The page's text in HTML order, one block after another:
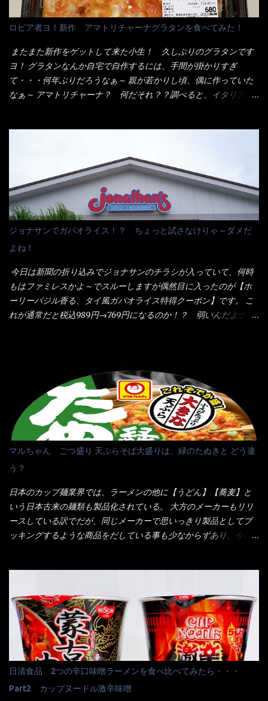
ん！！ 酸っぱくしたら、酸辣湯麺？なんてね。 よし今日のサラ
メシは、宮崎辛麺にしよう！ それではまず袋を開けると・・・ な
んだか紙に巻かれた棒状の麺が二束、調味油と粉末スープ！ やは
り見慣れない姿・・・何だかチョッと高級感的な・・・だって透
明なトレイに並んだ棒状麺なんて見慣れないからねぇ～（コスト
がかかる） 袋の裏側を見ると、韮とか卵の用意を勧めている。
それなばらと冷蔵庫にあった、黒豆モヤシ・韮・生卵を用意しま
け、韮の葉の部分をドサッと乗せて調味油を入れて完成です。 ど
うでしょう？ 見た目 Goodデザイン賞じゃない！？ 笑 マルタ
イのHPを見ると・・・（引用） めんは、ノンフライ・ノンスチー
ム製法で仕上げた、生めんに近い風味のストレートめんです。 豚
の旨味に数種類の唐辛子、ニンニクを加えた辛さとコクが凝縮さ
れた醤油ベースのスープです。 調味油に赤ラー油とごま油を使用
することに風味と辛さを引き立たせています。 調味油をスープ
ないかぁ～ モヤシが黒豆モヤシだから細身で熱を加えてもへた
りづらい！（緑豆モヤシだと太くて熱加えるとダラーっとなるん
だよ） それに細ストレート麺とモヤシが良いバランスで・・・
韮の緑と卵の黄色も相まって・・・映える...
ロピア者ヨ！新作 アマトリチャーナグラタンを食べてみた！
またまた新作をゲットして来た小生！ 久しぶりのグラタンです
ヨ！ グラタンなんか自宅で自作するには、手間が掛かりすぎ
て・・・何年ぶりだろうなぁ～ 親が若かりし頃、偶に作っていた
なぁ～ アマトリチャーナ？ 何だそれ？？調べると、イタリア語
ブン皿で焼いて、大凡の目安で小分けにしているようで、パック
をよーく見たら表面のチーズの乗り具合に結構な差が出てい
た・・・チーズに焦げ目が付いているのを、しっかり確認し買う
ことをオススメします。（取り分け量にも若干有り差がでてるだ
ろう） 早速タバスコを振りかけて食べてみると・・・結構美味し
いよ！ 久しぶりだな～ホワイトソースとマカロニの絡まった食
感・・・懐かしい～ 今回ダイソーのカレー用のスプーンを使って
みたら、これが凄くうまくすくえるんだよねぇ～（このスプーン
当たりだね） 今回新作のグラタンを頂きましたが、まずまずの美
味しさとダイソーのカレースプーンの。すくい上げ力の良さを再
度認識できました。
ジョナサンでガパオライス！？ ちょっと試さなけりゃ～ダメだ
よね！
今日は新聞の折り込みでジョナサンのチラシが入っていて、何時
もはファミレスかよ～でスルーしますが偶然目に入ったのが【ホ
ーリーバジル香る、タイ風ガパオライス特得クーポン】です。 こ
れが通常だと税込989円→769円になるのか！？ 弱いんだよナァ
に行っても同じメニュー同じ味のファミレスには行きません。 最
近は、ステーキガストに試しに行ったぐらいです。（肉が喰いた
くて） しかし最近のファミレスは合理化が進み、店員さんもフロ
ア担当は2人程度しか居ないんだよねぇ～ それに注文はタッチパ
ネル！！ 凄いよなぁ～ 20年位前は、フロア担当だけでも5人は
居たと思うけど・・・ 判らず店員さんを呼ぶピンポンを・・・ク
ーポンなんだけどと伝えると、丁寧にタッチパネルで～と教えて
くれたが、何故かタッチパネルがクーポンを受け付けない！！ 店
員さんも、アレー？といいながら私が受け付けますので・・・と
消えていった。 タッチパネルのやつ、安いのは嫌うんだな！？こ
のヤロー！ 待つ事暫し・・・10分は越えたと思うけど・・・出て
来ました。 こちらが本日のサラメシ【ホーリーバジル香る、タイ
く行きましたねぇ～ だからタイ料理屋さんには、辛味剤・酢・ナ
いた）が料理に必ず付いてきたものです。 でも流石にファミレ
スでは・・・それは無いね！残念だ～ 今回はすかいらーくグルー
プで、タイ料理をどの様に再現して提供しているか？を見るだけ
だなぁ～ 因みにガパオ＝ホーリーバジルなのです。 肉は通常チ
キンが多く豚や牛もあります。 肉は挽肉みたいなミンチではな
く、粗挽きの肉になるんです。 それに現地バンコクでは、卵は固
焼きが本来です。 今回はほぼ全熟の目玉焼きで、これは日本風
マルちゃん ごつ盛り 天ぷらそば大盛りは、緑のたぬきと どう違
う？
日本のカップ麺業界では、ラーメンの他に【うどん】【蕎麦】と
いう日本古来の麺類も製品化されている。 大方のメーカーもリリ
ースしている訳でだが、同じメーカーで思いっきり製品としてブ
ッキングするような商品をだしている事も少なからずあり、今回
ている訳で何故に敢えて本商品をリリースするの？ 確かに販売価
格は、緑のたぬきの実売は108円位で、ごつ盛り天ぷらそばは98円
でした。 殆ど変わらないじゃないか！？ そこで何が違うか・・・
メーカーHPから情報を得てみた。 ■原材料 比較（相手に含まれ
て居ない物質を赤色） ☆緑のたぬき 油揚げめん(小麦粉(国内製
造)、そば粉、植物油脂、植物性たん白、食塩、とろろ芋、卵白)、
かやく(小えびてんぷら、 かまぼこ )、添付調味料(砂糖、食塩、し
ょうゆ、魚介エキス、たん白加水分解物、香辛料、ねぎ、香味油
日清食品 2つの辛口味噌ラーメンを食べ比べてみたら・・・
Part2 カップヌードル激辛味噌